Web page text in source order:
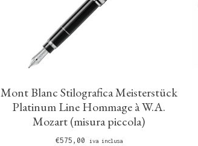
Mont Blanc Stilografica Meisterstück
Platinum Line Hommage à W.A.
Mozart (misura piccola)
€575,00 iva inclusa